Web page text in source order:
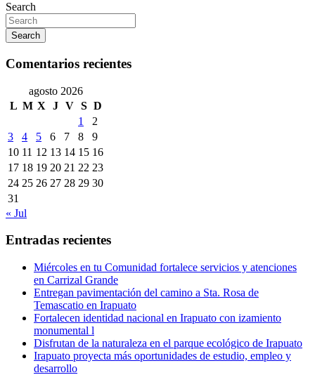
Search
Search
Comentarios recientes
agosto 2026
L M X J V S D
1
2
3
4 5 6 7 8
9
10 11 12 13 14 15 16
17 18 19 20 21 22 23
24 25 26 27 28 29 30
31
« Jul
Entradas recientes
Miércoles en tu Comunidad fortalece servicios y atenciones
en Carrizal Grande
Entregan pavimentación del camino a Sta. Rosa de
Temascatio en Irapuato
Fortalecen identidad nacional en Irapuato con izamiento
monumental l
Disfrutan de la naturaleza en el parque ecológico de Irapuato
Irapuato proyecta más oportunidades de estudio, empleo y
desarrollo